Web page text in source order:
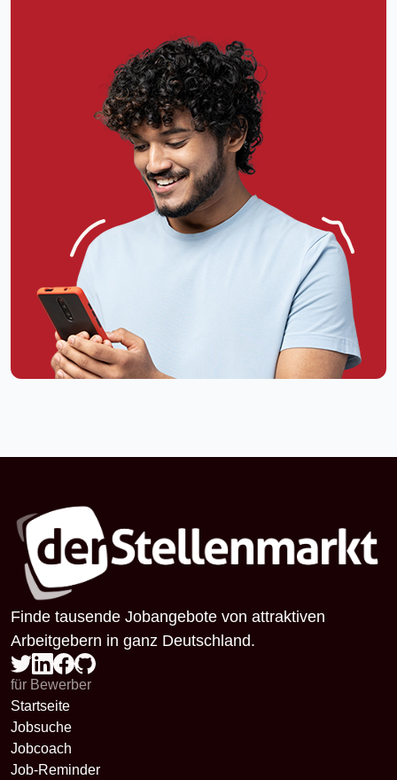
Finde tausende Jobangebote von attraktiven
Arbeitgebern in ganz Deutschland.
für Bewerber
Startseite
Jobsuche
Jobcoach
Job-Reminder